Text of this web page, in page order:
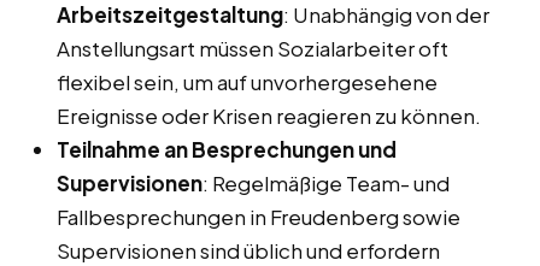
Arbeitszeitgestaltung: Unabhängig von der
Anstellungsart müssen Sozialarbeiter oft
flexibel sein, um auf unvorhergesehene
Ereignisse oder Krisen reagieren zu können.
Teilnahme an Besprechungen und
Supervisionen: Regelmäßige Team- und
Fallbesprechungen in Freudenberg sowie
Supervisionen sind üblich und erfordern